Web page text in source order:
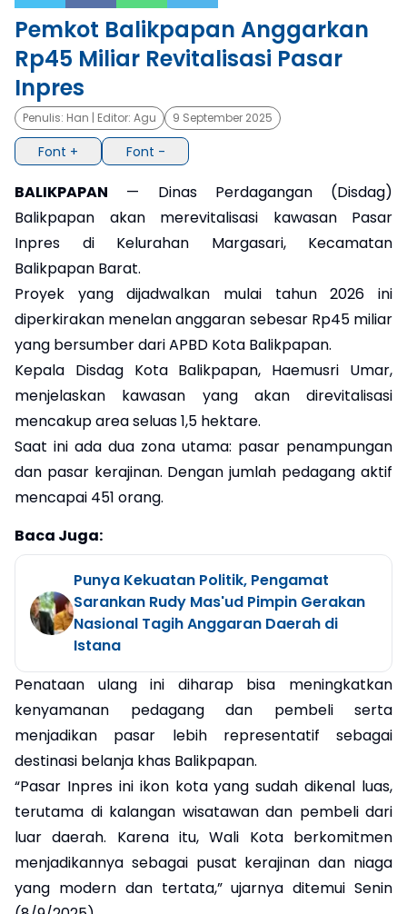
×
Pemkot Balikpapan Anggarkan
Rp45 Miliar Revitalisasi Pasar
Inpres
Penulis: Han | Editor: Agu 9 September 2025
Font + Font -
BALIKPAPAN — Dinas Perdagangan (Disdag)
Balikpapan akan merevitalisasi kawasan Pasar
Inpres di Kelurahan Margasari, Kecamatan
Balikpapan Barat.
Proyek yang dijadwalkan mulai tahun 2026 ini
diperkirakan menelan anggaran sebesar Rp45 miliar
yang bersumber dari APBD Kota Balikpapan.
Kepala Disdag Kota Balikpapan, Haemusri Umar,
menjelaskan kawasan yang akan direvitalisasi
mencakup area seluas 1,5 hektare.
Saat ini ada dua zona utama: pasar penampungan
dan pasar kerajinan. Dengan jumlah pedagang aktif
mencapai 451 orang.
Baca Juga:
Punya Kekuatan Politik, Pengamat
Sarankan Rudy Mas'ud Pimpin Gerakan
Nasional Tagih Anggaran Daerah di
Istana
Penataan ulang ini diharap bisa meningkatkan
kenyamanan pedagang dan pembeli serta
menjadikan pasar lebih representatif sebagai
destinasi belanja khas Balikpapan.
“Pasar Inpres ini ikon kota yang sudah dikenal luas,
terutama di kalangan wisatawan dan pembeli dari
luar daerah. Karena itu, Wali Kota berkomitmen
menjadikannya sebagai pusat kerajinan dan niaga
yang modern dan tertata,” ujarnya ditemui Senin